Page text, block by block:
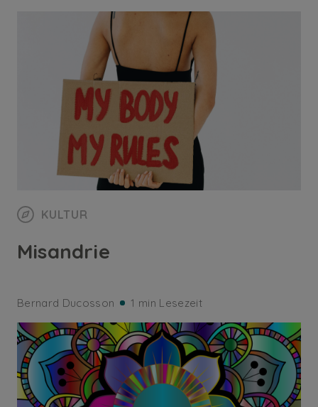
KULTUR
Misandrie
Bernard Ducosson 1 min Lesezeit